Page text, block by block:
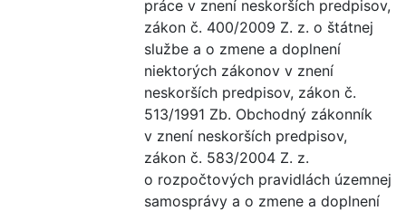
práce v znení neskorších predpisov,
zákon č. 400/2009 Z. z. o štátnej
službe a o zmene a doplnení
niektorých zákonov v znení
neskorších predpisov, zákon č.
513/1991 Zb. Obchodný zákonník
v znení neskorších predpisov,
zákon č. 583/2004 Z. z.
o rozpočtových pravidlách územnej
samosprávy a o zmene a doplnení